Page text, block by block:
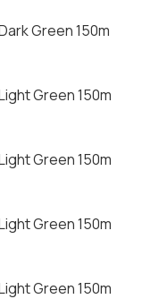
Grееn 150m
Grееn 150m
Grееn 150m
Grееn 150m
Grееn 150m